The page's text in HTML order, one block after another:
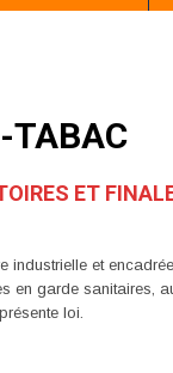
TABAC
ET
industrielle et
en garde sanitaires,
loi.